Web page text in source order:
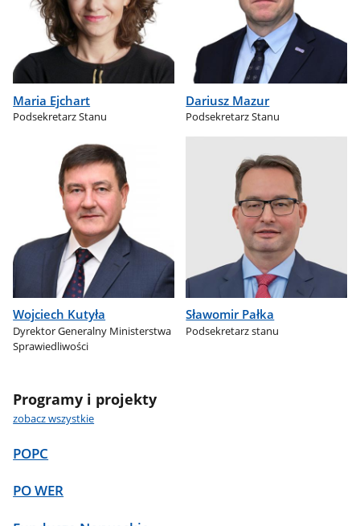
Maria Ejchart
Podsekretarz Stanu
Dariusz Mazur
Podsekretarz Stanu
Wojciech Kutyła
Dyrektor Generalny Ministerstwa
Sprawiedliwości
Sławomir Pałka
Podsekretarz stanu
Programy i projekty
zobacz wszystkie
POPC
PO WER